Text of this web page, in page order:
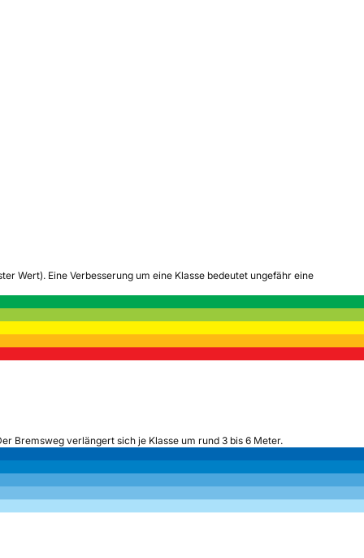
Wert). Eine Verbesserung um eine Klasse bedeutet ungefähr eine
Bremsweg verlängert sich je Klasse um rund 3 bis 6 Meter.